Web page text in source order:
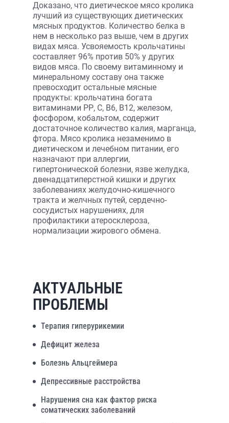
Доказано, что диетическое мясо кролика
лучший из существующих диетических
мясных продуктов. Количество белка в
нем в несколько раз выше, чем в других
видах мяса. Усвояемость крольчатины
составляет 96% против 50% у других
видов мяса. По своему витаминному и
минеральному составу она также
превосходит остальные мясные
продукты: крольчатина богата
витаминами РР, С, В6, В12, железом,
фосфором, кобальтом, содержит
достаточное количество калия, марганца,
фтора. Мясо кролика незаменимо в
диетическом и лечебном питании, его
назначают при аллергии,
гипертонической болезни, язве желудка,
двенадцатиперстной кишки и других
заболеваниях желудочно-кишечного
тракта и желчных путей, сердечно-
сосудистых нарушениях, для
профилактики атеросклероза,
нормализации жирового обмена.
АКТУАЛЬНЫЕ
ПРОБЛЕМЫ
Терапия гиперурикемии
Дефицит железа
Болезнь Альцгеймера
Депрессивные расстройства
Нарушения сна как фактор риска
соматических заболеваний